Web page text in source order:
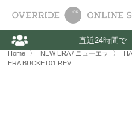
All
Home NEW ERA / ニューエラ 〉
Home
〉 NEW ERA / ニューエラ 〉
ERA BUCKET01 REV
直近24時間で